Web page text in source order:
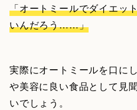
「オートミールでダイエッ
いんだろう……」
実際にオートミールを口に
や美容に良い食品として見
いでしょう。